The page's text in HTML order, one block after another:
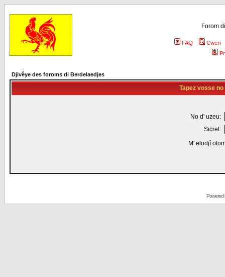
Forom
FAQ
Cweri
Djivêye des foroms di Berdelaedjes
Tapez vosse
No d' uzeu:
Sicret:
M' elodjî
Powered